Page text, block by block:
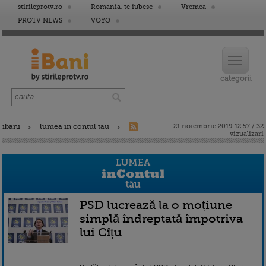
stirileprotv.ro Romania, te iubesc
Vremea
PROTV NEWS
VOYO
ibani lumea in contul tau
21 noiembrie 2019 12:57 / 32
vizualizari
PSD lucrează la o moțiune
simplă îndreptată împotriva
lui Cîțu